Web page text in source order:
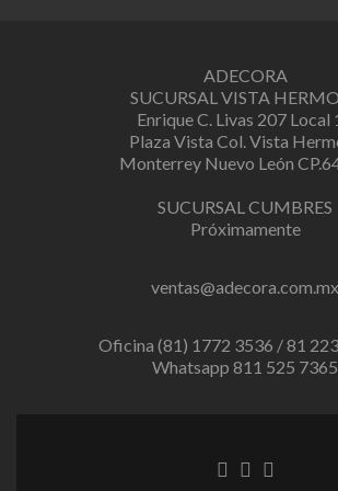
ADECORA
SUCURSAL VISTA
Enrique C. Livas 207 Local
Plaza Vista Col. Vista
Monterrey Nuevo León
SUCURSAL CUMBRES
Próximamente
ventas@adecora.com.mx
Oficina (81) 1772 3536 / 81
Whatsapp 811 525 7365
Facebook
Twitter
Instagram